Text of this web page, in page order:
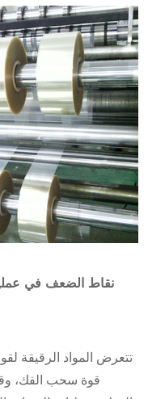
تتعرض المواد الرقيقة
قوة سحب الفك،